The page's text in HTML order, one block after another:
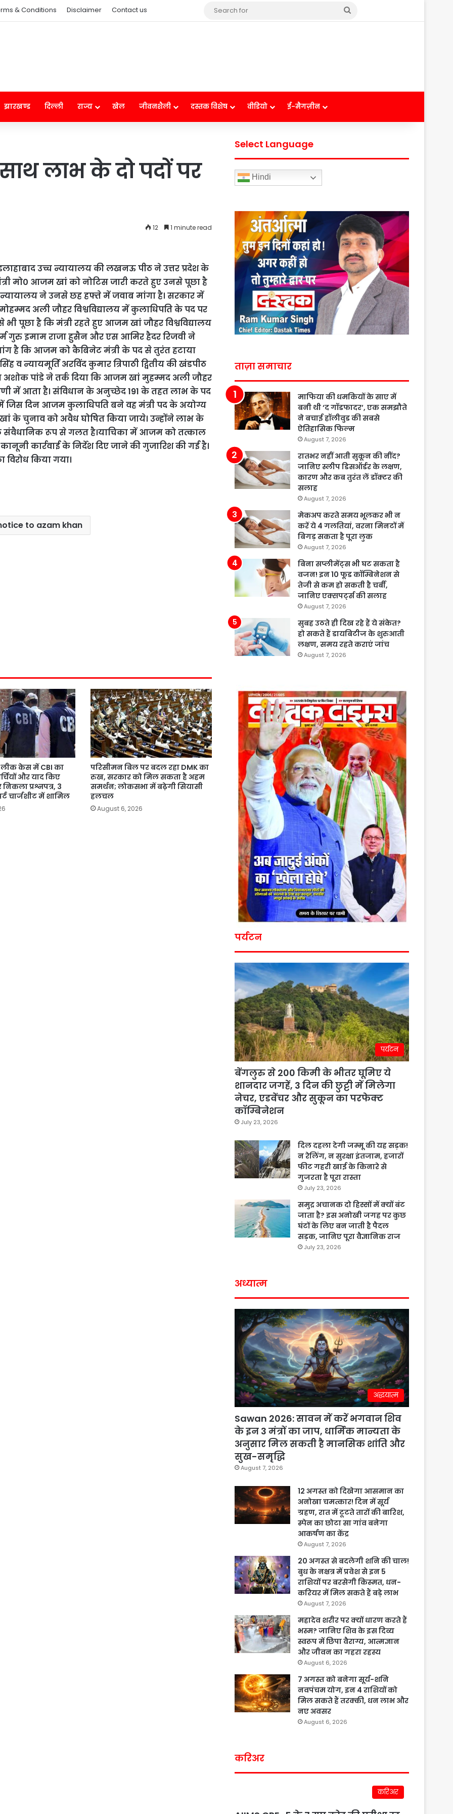
& Conditions Disclaimer Contact us
झारखण्ड दिल्ली राज्य खेल जीवनशैली दस्तक विशेष वीडियो ई-मैगज़ीन
लाभ के दो पदों पर
12 1 minute read
उच्च न्यायालय की लखनऊ पीठ ने उत्तर प्रदेश के
मो0 आजम खां को नोटिस जारी करते हुए उनसे पूछा है
ने उनसे छह हफ्ते में जवाब मांगा है। सरकार में
अली जौहर विश्वविद्यालय में कुलाधिपति के पद पर
पूछा है कि मंत्री रहते हुए आजम खां जौहर विश्वविद्यालय
इमाम राजा हुसैन और एस आमिर हैदर रिजवी ने
है कि आजम को कैबिनेट मंत्री के पद से तुरंत हटाया
व न्यायमूर्ति अरविंद कुमार त्रिपाठी द्वितीय की खंडपीठ
अशोक पांडे ने तर्क दिया कि आजम खां मुहम्मद अली जौहर
में आता है। संविधान के अनुच्छेद 191 के तहत लाभ के पद
जिस दिन आजम कुलाधिपति बने वह मंत्री पद के अयोग्य
के चुनाव को अवैध घोषित किया जाये। उन्होंने लाभ के
संवैधानिक रूप से गलत है।याचिका में आजम को तत्काल
कार्रवाई के निर्देश दिए जाने की गुजारिश की गई है।
किया गया।
to azam khan
लीक केस में CBI का
और याद किए
प्रश्नपत्र, 3
चार्जशीट में शामिल
परिसीमन बिल पर बदल रहा DMK का
रुख, सरकार को मिल सकता है अहम
समर्थन; लोकसभा में बढ़ेगी सियासी
हलचल
August 6, 2026
Select Language
Hindi
ताज़ा समाचार
माफिया की धमकियों के साए में
बनी थी ‘द गॉडफादर’, एक समझौते
ने बचाई हॉलीवुड की सबसे
ऐतिहासिक फिल्म
August 7, 2026
रातभर नहीं आती सुकून की नींद?
जानिए स्लीप डिसऑर्डर के लक्षण,
कारण और कब तुरंत लें डॉक्टर की
सलाह
August 7, 2026
मेकअप करते समय भूलकर भी न
करें ये 4 गलतियां, वरना मिनटों में
बिगड़ सकता है पूरा लुक
August 7, 2026
बिना सप्लीमेंट्स भी घट सकता है
वजन! इन 10 फूड कॉम्बिनेशन से
तेजी से कम हो सकती है चर्बी,
जानिए एक्सपर्ट्स की सलाह
August 7, 2026
सुबह उठते ही दिख रहे हैं ये संकेत?
हो सकते हैं डायबिटीज के शुरुआती
लक्षण, समय रहते कराएं जांच
August 7, 2026
पर्यटन
पर्यटन
बेंगलुरु से 200 किमी के भीतर घूमिए ये
शानदार जगहें, 3 दिन की छुट्टी में मिलेगा
नेचर, एडवेंचर और सुकून का परफेक्ट
कॉम्बिनेशन
July 23, 2026
दिल दहला देगी जम्मू की यह सड़क!
न रेलिंग, न सुरक्षा इंतजाम, हजारों
फीट गहरी खाई के किनारे से
गुजरता है पूरा रास्ता
July 23, 2026
समुद्र अचानक दो हिस्सों में क्यों बंट
जाता है? इस अनोखी जगह पर कुछ
घंटों के लिए बन जाती है पैदल
सड़क, जानिए पूरा वैज्ञानिक राज
July 23, 2026
अध्यात्म
अद्धयात्म
Sawan 2026: सावन में करें भगवान शिव
के इन 3 मंत्रों का जाप, धार्मिक मान्यता के
अनुसार मिल सकती है मानसिक शांति और
सुख-समृद्धि
August 7, 2026
12 अगस्त को दिखेगा आसमान का
अनोखा चमत्कार! दिन में सूर्य
ग्रहण, रात में टूटते तारों की बारिश,
स्पेन का छोटा सा गांव बनेगा
आकर्षण का केंद्र
August 7, 2026
20 अगस्त से बदलेगी शनि की चाल!
बुध के नक्षत्र में प्रवेश से इन 5
राशियों पर बरसेगी किस्मत, धन-
करियर में मिल सकते हैं बड़े लाभ
August 7, 2026
महादेव शरीर पर क्यों धारण करते हैं
भस्म? जानिए शिव के इस दिव्य
स्वरूप में छिपा वैराग्य, आत्मज्ञान
और जीवन का गहरा रहस्य
August 6, 2026
7 अगस्त को बनेगा सूर्य-शनि
नवपंचम योग, इन 4 राशियों को
मिल सकते हैं तरक्की, धन लाभ और
नए अवसर
August 6, 2026
करिअर
करिअर